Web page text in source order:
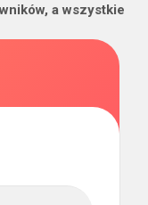
a wszystkie